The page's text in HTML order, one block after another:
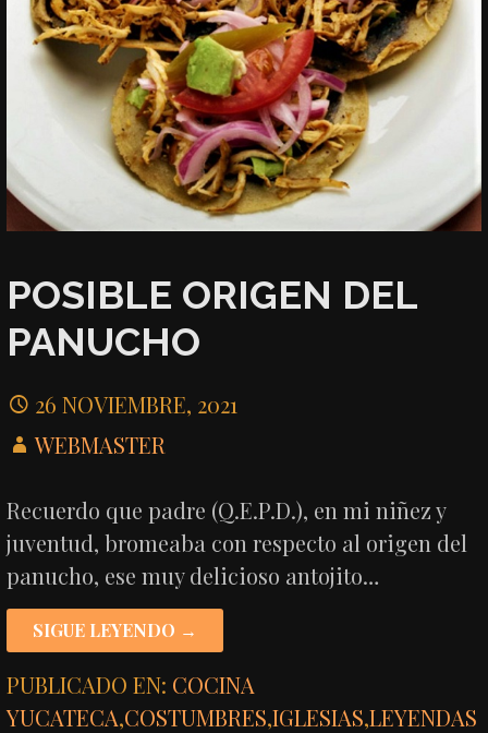
POSIBLE ORIGEN DEL
PANUCHO
26 NOVIEMBRE, 2021
WEBMASTER
Recuerdo que padre (Q.E.P.D.), en mi niñez y
juventud, bromeaba con respecto al origen del
panucho, ese muy delicioso antojito…
SIGUE LEYENDO →
PUBLICADO EN: COCINA
YUCATECA,COSTUMBRES,IGLESIAS,LEYENDAS